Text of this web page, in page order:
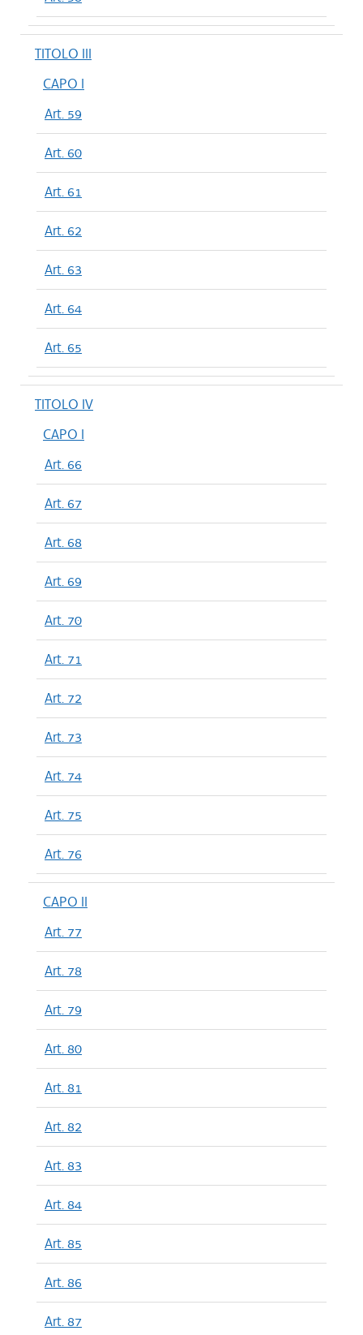
TITOLO III
CAPO I
Art. 59
Art. 60
Art. 61
Art. 62
Art. 63
Art. 64
Art. 65
TITOLO IV
CAPO I
Art. 66
Art. 67
Art. 68
Art. 69
Art. 70
Art. 71
Art. 72
Art. 73
Art. 74
Art. 75
Art. 76
CAPO II
Art. 77
Art. 78
Art. 79
Art. 80
Art. 81
Art. 82
Art. 83
Art. 84
Art. 85
Art. 86
Art. 87